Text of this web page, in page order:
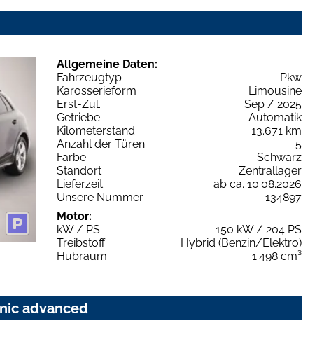
Allgemeine Daten:
Fahrzeugtyp
Pkw
Karosserieform
Limousine
Erst-Zul.
Sep / 2025
Getriebe
Automatik
Kilometerstand
13.671 km
Anzahl der Türen
5
Farbe
Schwarz
Standort
Zentrallager
Lieferzeit
ab ca. 10.08.2026
Unsere Nummer
134897
Motor:
kW / PS
150 kW / 204 PS
Treibstoff
Hybrid (Benzin/Elektro)
Hubraum
1.498 cm³
advanced